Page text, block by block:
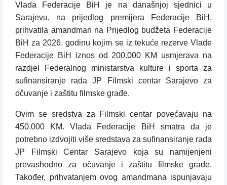
Vlada Federacije BiH je na današnjoj sjednici u
Sarajevu, na prijedlog premijera Federacije BiH,
prihvatila amandman na Prijedlog budžeta Federacije
BiH za 2026. godinu kojim se iz tekuće rezerve Vlade
Federacije BiH iznos od 200.000 KM usmjerava na
razdjel Federalnog ministarstva kulture i sporta za
sufinansiranje rada JP Filmski centar Sarajevo za
očuvanje i zaštitu filmske građe.
Ovim se sredstva za Filmski centar povećavaju na
450.000 KM. Vlada Federacije BiH smatra da je
potrebno izdvojiti više sredstava za sufinansiranje rada
JP Filmski Centar Sarajevo koja su namijenjeni
prevashodno za očuvanje i zaštitu filmske građe.
Također, prihvatanjem ovog amandmana ispunjavaju